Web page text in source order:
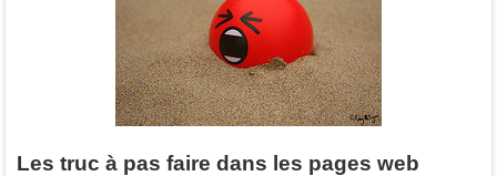
Les truc à pas faire dans les pages web